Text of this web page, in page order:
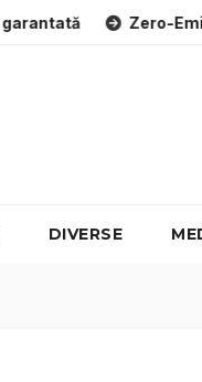
Zero-Emission
DIVERSE